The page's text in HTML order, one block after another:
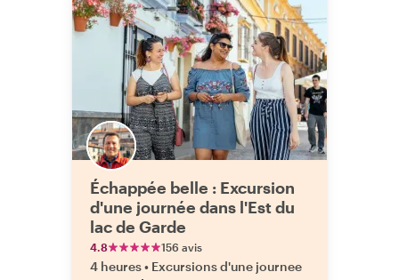
Échappée belle : Excursion
d'une journée dans l'Est du
lac de Garde
4.8 156 avis
4 heures• Excursions d'une journee